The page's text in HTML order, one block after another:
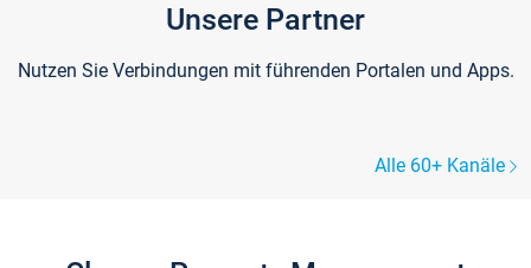
Unsere Partner
Nutzen Sie Verbindungen mit führenden Portalen und Apps.
Alle 60+ Kanäle